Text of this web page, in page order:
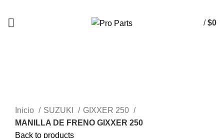
/ $0
Inicio
SUZUKI
GIXXER 250
MANILLA DE FRENO GIXXER 250
Back to products